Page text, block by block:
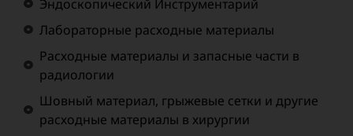
Эндоскопический Инструментарий
Лабораторные расходные материалы
Расходные материалы и запасные части в
радиологии
Шовный материал, грыжевые сетки и другие
расходные материалы в хирургии